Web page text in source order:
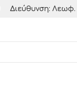
Διεύθυνση: Λεωφ.